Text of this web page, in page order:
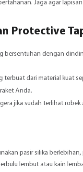
Jaga agar
Protective
bersentuhan dengan
terbuat dari material kuat
raket Anda.
jika sudah terlihat robek
pasir silika
lembut atau kain